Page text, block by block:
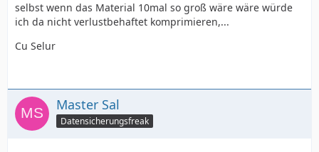
selbst wenn das Material 10mal so groß wäre wäre würde
ich da nicht verlustbehaftet komprimieren,...
Cu Selur
Master Sal
Datensicherungsfreak